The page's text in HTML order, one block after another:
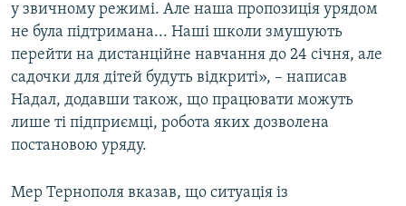
Усі сайти RFE/RL
у звичному режимі. Але наша пропозиція урядом
не була підтримана... Наші школи змушують
перейти на дистанційне навчання до 24 січня, але
садочки для дітей будуть відкриті», – написав
Надал, додавши також, що працювати можуть
лише ті підприємці, робота яких дозволена
постановою уряду.
Мер Тернополя вказав, що ситуація із